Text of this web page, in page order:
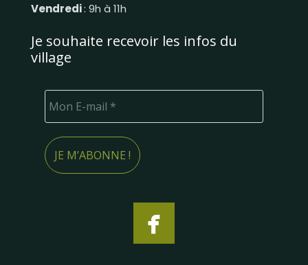
Vendredi: 9h à 11h
Je souhaite recevoir les infos du
village